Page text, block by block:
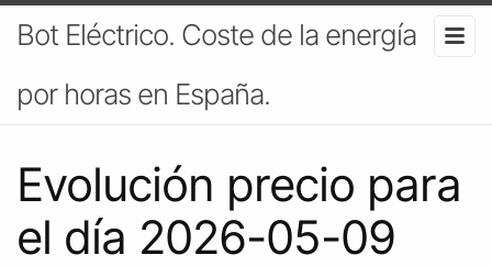
Bot Eléctrico. Coste de la energía
por horas en España.
Evolución precio para
el día 2026-05-09